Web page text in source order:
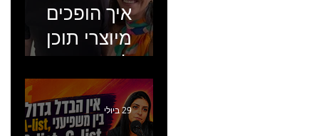
איך הופכים
מיוצרי תוכן
למכונת
קמפיינים? פרק
446 עם יערה
29 ביולי